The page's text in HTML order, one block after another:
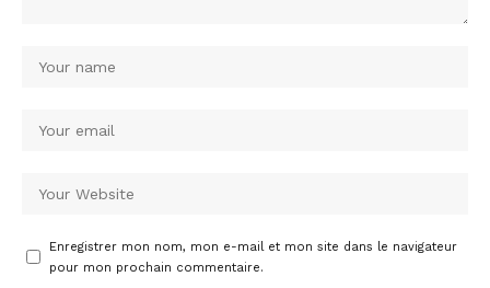
Enregistrer mon nom, mon e-mail et mon site dans le navigateur
pour mon prochain commentaire.